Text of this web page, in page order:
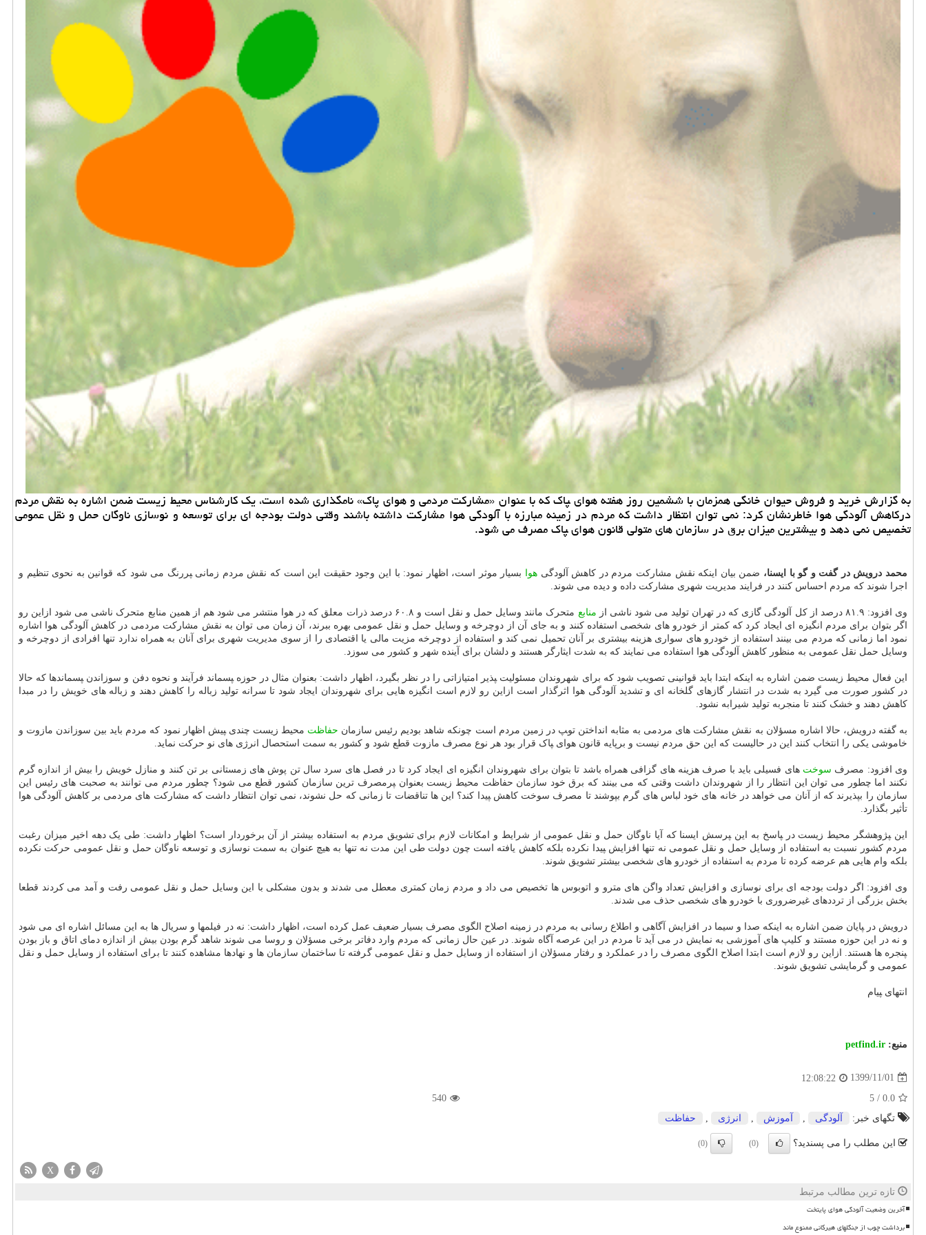
به گزارش خرید و فروش حیوان خانگی همزمان با ششمین روز هفته هوای ‍‍پاک که با عنوان «مشارکت مردمی و هوای پاک» نامگذاری شده است، یک کارشناس محیط زیست ضمن اشاره به نقش مردم
درکاهش آلودگی هوا خاطرنشان کرد: نمی توان انتظار داشت که مردم در زمینه مبارزه با آلودگی هوا مشارکت داشته باشند وقتی دولت بودجه ای برای توسعه و نوسازی ناوگان حمل و نقل عمومی
تخصیص نمی دهد و بیشترین میزان برق در سازمان های متولی قانون هوای ‍‍پاک مصرف می شود.
محمد درویش در گفت و گو با ایسنا، ضمن بیان اینکه نقش مشارکت مردم در کاهش آلودگی هوا بسیار موثر است، اظهار نمود: با این وجود حقیقت این است که نقش مردم زمانی ‍‍پررنگ می شود که قوانین به نحوی تنظیم و
اجرا شوند که مردم احساس کنند در فرایند مدیریت شهری مشارکت داده و دیده می شوند.
وی افزود: ۸۱.۹ درصد از کل آلودگی گازی که در تهران تولید می شود ناشی از منابع
متحرک مانند وسایل حمل و نقل است و ۶۰.۸ درصد ذرات معلق که در هوا منتشر می شود هم از همین منابع متحرک ناشی می شود ازاین رو
اگر بتوان برای مردم انگیزه ای ایجاد کرد که کمتر از خودرو های شخصی استفاده کنند و به جای آن از دوچرخه و وسایل حمل و نقل عمومی بهره ببرند، آن زمان می توان به نقش مشارکت مردمی در کاهش آلودگی هوا اشاره
نمود اما زمانی که مردم می بینند استفاده از خودرو های سواری هزینه بیشتری بر آنان تحمیل نمی کند و استفاده از دوچرخه مزیت مالی یا اقتصادی را از سوی مدیریت شهری برای آنان به همراه ندارد تنها افرادی از دوچرخه و
وسایل حمل نقل عمومی به منظور کاهش آلودگی هوا استفاده می نمایند که به شدت ایثارگر هستند و دلشان برای آینده شهر و کشور می سوزد.
این فعال محیط زیست ضمن اشاره به اینکه ابتدا باید قوانینی تصویب شود که برای شهروندان مسئولیت ‍‍پذیر امتیازاتی را در نظر بگیرد، اظهار داشت: بعنوان مثال در حوزه ‍‍پسماند فرآیند و نحوه دفن و سوزاندن ‍‍پسماندها که حالا
در کشور صورت می گیرد به شدت در انتشار گازهای گلخانه ای و تشدید آلودگی هوا اثرگذار است ازاین رو لازم است انگیزه هایی برای شهروندان ایجاد شود تا سرانه تولید زباله را کاهش دهند و زباله های خویش را در مبدا
کاهش دهند و خشک کنند تا منجربه تولید شیرابه نشود.
به گفته درویش، حالا اشاره مسؤلان به نقش مشارکت های مردمی به مثابه انداختن تو‍‍پ در زمین مردم است چونکه شاهد بودیم رئیس سازمان حفاظت محیط زیست چندی ‍‍پیش اظهار نمود که مردم باید بین سوزاندن مازوت و
خاموشی یکی را انتخاب کنند این در حالیست که این حق مردم نیست و برپایه قانون هوای ‍‍پاک قرار بود هر نوع مصرف مازوت قطع شود و کشور به سمت استحصال انرژی های نو حرکت نماید.
وی افزود: مصرف سوخت های فسیلی باید با صرف هزینه های گزافی همراه باشد تا بتوان برای شهروندان انگیزه ای ایجاد کرد تا در فصل های سرد سال تن پوش های زمستانی بر تن کنند و منازل خویش را بیش از اندازه گرم
نکنند اما چطور می توان این انتظار را از شهروندان داشت وقتی که می بینند که برق خود سازمان حفاظت محیط زیست بعنوان ‍‍پرمصرف ترین سازمان کشور قطع می شود؟ چطور مردم می توانند به صحبت های رئیس این
سازمان را ب‍‍پذیرند که از آنان می خواهد در خانه های خود لباس های گرم ب‍‍پوشند تا مصرف سوخت کاهش ‍‍پیدا کند؟ این ها تناقضات تا زمانی که حل نشوند، نمی توان انتظار داشت که مشارکت های مردمی بر کاهش آلودگی هوا
تأثیر بگذارد.
این ‍‍پژوهشگر محیط زیست در ‍‍پاسخ به این ‍‍پرسش ایسنا که آیا ناوگان حمل و نقل عمومی از شرایط و امکانات لازم برای تشویق مردم به استفاده بیشتر از آن برخوردار است؟ اظهار داشت: طی یک دهه اخیر میزان رغبت
مردم کشور نسبت به استفاده از وسایل حمل و نقل عمومی نه تنها افزایش ‍‍پیدا نکرده بلکه کاهش یافته است چون دولت طی این مدت نه تنها به هیچ عنوان به سمت نوسازی و توسعه ناوگان حمل و نقل عمومی حرکت نکرده
بلکه وام هایی هم عرضه کرده تا مردم به استفاده از خودرو های شخصی بیشتر تشویق شوند.
وی افزود: اگر دولت بودجه ای برای نوسازی و افزایش تعداد واگن های مترو و اتوبوس ها تخصیص می داد و مردم زمان کمتری معطل می شدند و بدون مشکلی با این وسایل حمل و نقل عمومی رفت و آمد می کردند قطعا
بخش بزرگی از ترددهای غیرضروری با خودرو های شخصی حذف می شدند.
درویش در ‍‍پایان ضمن اشاره به اینکه صدا و سیما در افزایش آگاهی و اطلاع رسانی به مردم در زمینه اصلاح الگوی مصرف بسیار ضعیف عمل کرده است، اظهار داشت: نه در فیلمها و سریال ها به این مسائل اشاره ای می شود
و نه در این حوزه مستند و کلی‍‍پ های آموزشی به نمایش در می آید تا مردم در این عرصه آگاه شوند. در عین حال زمانی که مردم وارد دفاتر برخی مسؤلان و روسا می شوند شاهد گرم بودن بیش از اندازه دمای اتاق و باز بودن
‍‍پنجره ها هستند. ازاین رو لازم است ابتدا اصلاح الگوی مصرف را در عملکرد و رفتار مسؤلان از استفاده از وسایل حمل و نقل عمومی گرفته تا ساختمان سازمان ها و نهادها مشاهده کنند تا برای استفاده از وسایل حمل و نقل
عمومی و گرمایشی تشویق شوند.
انتهای ‍‍پیام
منبع: petfind.ir
1399/11/01
12:08:22
0.0
/
5
540
تگهای خبر:
آلودگی آموزش انرژی حفاظت
این مطلب را می پسندید؟ (0)
(0)
X
تازه ترین مطالب مرتبط
آخرین وضعیت آلودگی هوای پایتخت
برداشت چوب از جنگلهای هیرکانی ممنوع ماند